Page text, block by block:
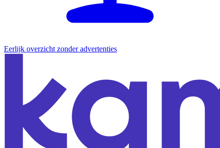
Eerlijk overzicht zonder advertenties